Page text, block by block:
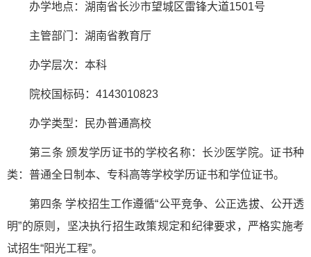
办学地点：湖南省长沙市望城区雷锋大道1501号
主管部门：湖南省教育厅
办学层次：本科
院校国标码：4143010823
办学类型：民办普通高校
第三条 颁发学历证书的学校名称：长沙医学院。证书种
类：普通全日制本、专科高等学校学历证书和学位证书。
第四条 学校招生工作遵循“公平竞争、公正选拔、公开透
明”的原则，坚决执行招生政策规定和纪律要求，严格实施考
试招生“阳光工程”。